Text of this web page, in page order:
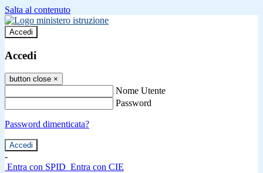
Salta al contenuto
Accedi
Accedi
button close ×
Nome Utente
Password
Password dimenticata?
-
Entra con SPID Entra con CIE